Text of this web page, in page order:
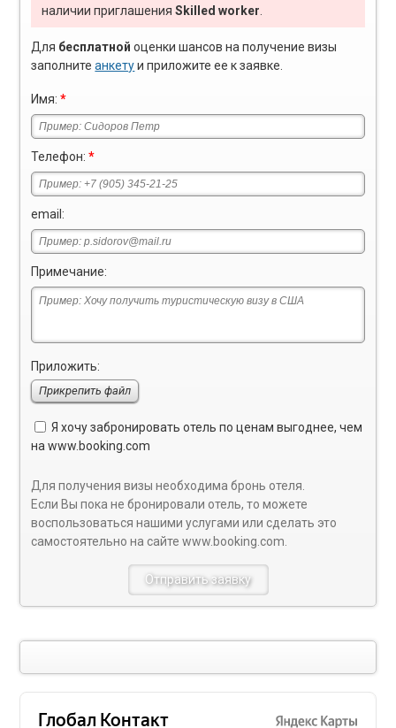
наличии приглашенияSkilled worker
Для бесплатной оценки шансов на получение визы
заполнитеанкетуи приложите ее к заявке.
Имя:*
Телефон:*
email:
Примечание:
Приложить:
Прикрепить файл
Я хочу забронировать отель по ценам выгоднее, чем
наwww.booking.com
Для получения визы необходима бронь отеля.
Если Вы пока не бронировали отель, то можете
воспользоваться нашими услугами или сделать это
самостоятельно на сайтеwww.booking.com